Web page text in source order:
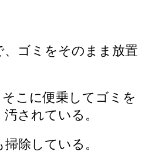
ゴミをそのまま放置
こに便乗してゴミを
されている。
除している。